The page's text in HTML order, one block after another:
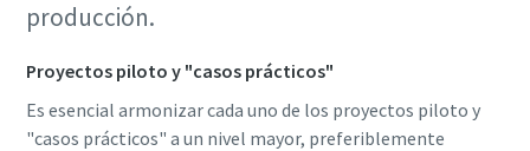
producción.
Proyectos piloto y "casos prácticos"
Es esencial armonizar cada uno de los proyectos piloto y
"casos prácticos" a un nivel mayor, preferiblemente